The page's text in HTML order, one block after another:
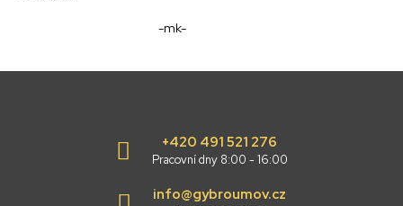
-mk-
+420 491 521 276
Pracovní dny 8:00 - 16:00
info@gybroumov.cz